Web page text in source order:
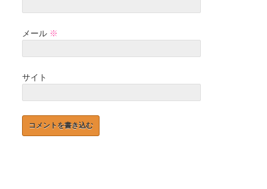
メール ※
サイト